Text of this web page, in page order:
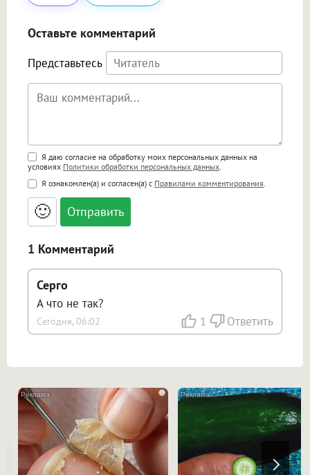
Оставьте комментарий
Представьтесь
Поддержка HTML
<b>, <strong>, <u>, <i>, <em>, <s>, <big>,
<small>, <sup>, <sub>, <pre>, <ul>, <ol>, <li>,
<blockquote>, <code> экранирует HTML,
адреса URL автоматически становятся
ссылками, и [img]адрес[/img] будет
Я даю согласие на обработку моих персональных данных на
условиях Политики обработки персональных данных.
Я ознакомлен(а) и согласен(а) с Правилами комментирования.
🙂
1 Комментарий
Серго
А что не так?
Сегодня, 06:02 1 Ответить
i